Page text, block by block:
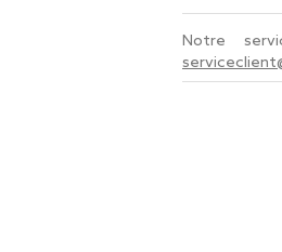
Notre